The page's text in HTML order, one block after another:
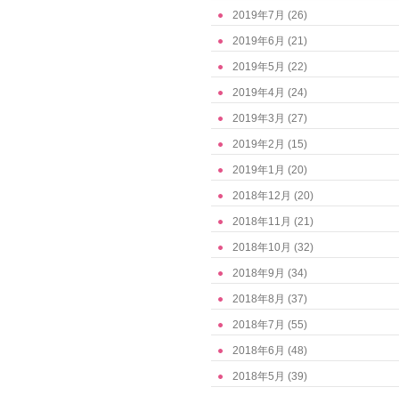
2019年7月 (26)
2019年6月 (21)
2019年5月 (22)
2019年4月 (24)
2019年3月 (27)
2019年2月 (15)
2019年1月 (20)
2018年12月 (20)
2018年11月 (21)
2018年10月 (32)
2018年9月 (34)
2018年8月 (37)
2018年7月 (55)
2018年6月 (48)
2018年5月 (39)